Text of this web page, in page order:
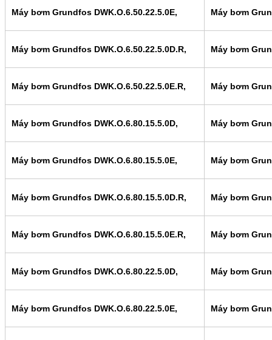
Máy bơm Grundfos DWK.O.6.50.22.5.0E, Máy bơm
Máy bơm Grundfos DWK.O.6.50.22.5.0D.R, Máy bơm
Máy bơm Grundfos DWK.O.6.50.22.5.0E.R, Máy bơm
Máy bơm Grundfos DWK.O.6.80.15.5.0D, Máy bơm
Máy bơm Grundfos DWK.O.6.80.15.5.0E, Máy bơm
Máy bơm Grundfos DWK.O.6.80.15.5.0D.R, Máy bơm
Máy bơm Grundfos DWK.O.6.80.15.5.0E.R, Máy bơm
Máy bơm Grundfos DWK.O.6.80.22.5.0D, Máy bơm
Máy bơm Grundfos DWK.O.6.80.22.5.0E, Máy bơm